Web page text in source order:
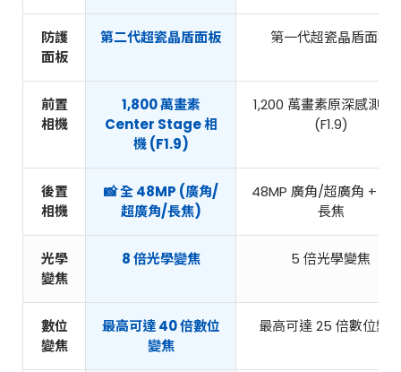
防護
面板
第二代超瓷晶盾面板 第一代超瓷晶盾面板
前置
相機
1,800 萬畫素
Center Stage 相
機(F1.9)
1,200 萬畫素原深感測相
(F1.9)
後置
相機
📸 全 48MP (廣角/
超廣角/長焦)
48MP 廣角/超廣角 +
長焦
光學
變焦
8 倍光學變焦 5 倍光學變焦
數位
變焦
最高可達40 倍數位
變焦
最高可達 25 倍數位變